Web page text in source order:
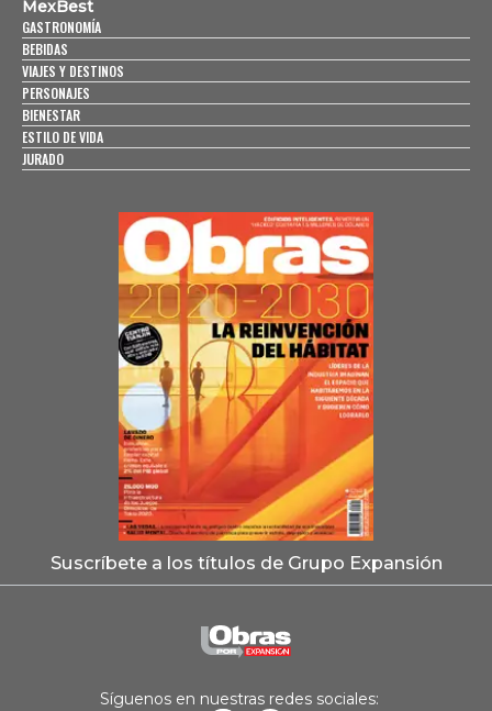
MexBest
GASTRONOMÍA
BEBIDAS
VIAJES Y DESTINOS
PERSONAJES
BIENESTAR
ESTILO DE VIDA
JURADO
Suscríbete a los títulos de Grupo Expansión
Síguenos en nuestras redes sociales: